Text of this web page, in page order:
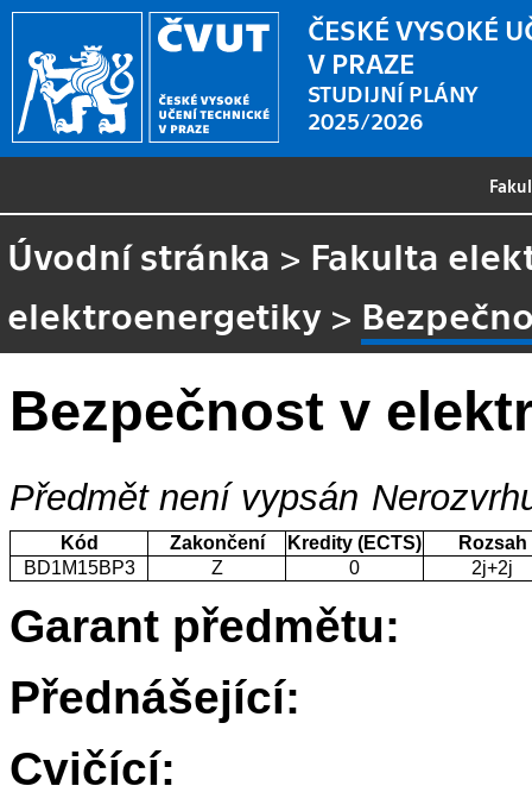
ČESKÉ VYSOKÉ
V PRAZE
STUDIJNÍ PLÁNY
2025/2026
Úvodní stránka > Fakulta
elektroenergetiky >
Bezpečnost v
Předmět není vypsán
Kód Zakončení Kredity (ECTS)
Rozsah
BD1M15BP3
Z 0 2j+2j
Garant předmětu:
Přednášející:
Cvičící: